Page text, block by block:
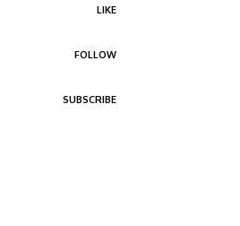
LIKE
FOLLOW
SUBSCRIBE